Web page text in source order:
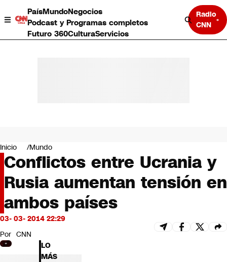
PaísMundoNegocios
Podcast y Programas completos
Futuro 360CulturaServicios
Radio
CNN
Negocios
Deportes
Programas completos
Cultura
Servicios
Bits
CNN tiempo
Futuro 360
Opinión
Inicio Mundo
Conflictos entre Ucrania y
Rusia aumentan tensión en
ambos países
03- 03- 2014 22:29
Por CNN
LO
MÁS